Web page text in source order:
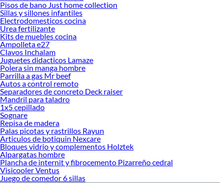
Pisos de bano Just home collection
Sillas y sillones infantiles
Electrodomesticos cocina
Urea fertilizante
Kits de muebles cocina
Ampolleta e27
Clavos Inchalam
Juguetes didacticos Lamaze
Polera sin manga hombre
Parrilla a gas Mr beef
Autos a control remoto
Separadores de concreto Deck raiser
Mandril para taladro
1x5 cepillado
Sognare
Repisa de madera
Palas picotas y rastrillos Rayun
Articulos de botiquin Nexcare
Bloques vidrio y complementos Holztek
Alpargatas hombre
Plancha de internit y fibrocemento Pizarreño cedral
Visicooler Ventus
Juego de comedor 6 sillas